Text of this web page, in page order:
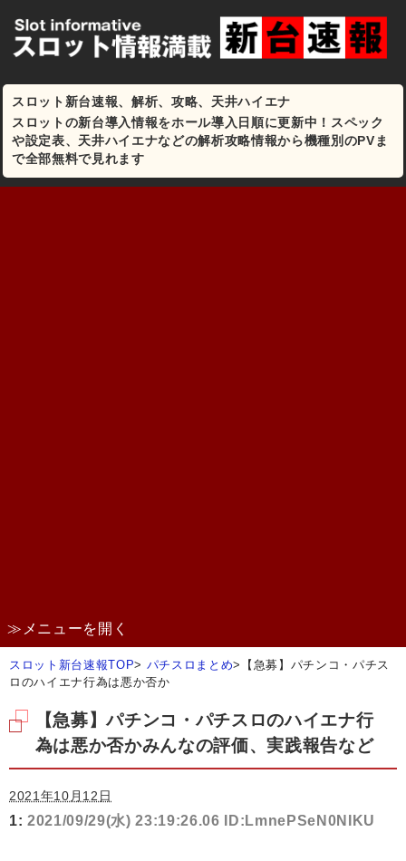
スロット新台速報、解析、攻略、天井ハイエナ
スロットの新台導入情報をホール導入日順に更新中！スペック
や設定表、天井ハイエナなどの解析攻略情報から機種別のPVま
で全部無料で見れます
≫メニューを開く
スロット新台速報TOP> パチスロまとめ>
【急募】パチンコ・パチス
ロのハイエナ行為は悪か否か
【急募】パチンコ・パチスロのハイエナ行
為は悪か否かみんなの評価、実践報告など
2021年10月12日
1: 2021/09/29(水) 23:19:26.06 ID:LmnePSeN0NIKU